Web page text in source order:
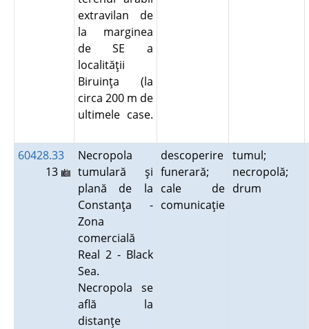
extravilan de
la marginea
de SE a
localităţii
Biruinţa (la
circa 200 m de
ultimele case.
60428.33
13
Necropola
tumulară şi
plană de la
Constanţa -
Zona
comercială
Real 2 - Black
Sea.
Necropola se
află la
distanţe
descoperire
funerară;
cale de
comunicaţie
tumul;
necropolă;
drum